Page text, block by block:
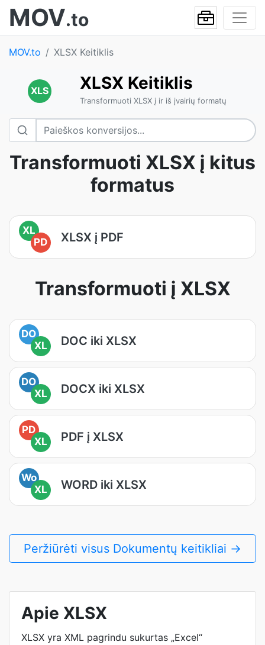
MOV.to
MOV.to XLSX Keitiklis
XLS XLSX Keitiklis
Transformuoti XLSX į ir iš įvairių formatų
Transformuoti XLSX į kitus
formatus
XL
PD
XLSX į PDF
Transformuoti į XLSX
DO
XL
DOC iki XLSX
DO
XL
DOCX iki XLSX
PD
XL
PDF į XLSX
Wo
XL
WORD iki XLSX
Peržiūrėti visus Dokumentų keitikliai →
Apie XLSX
XLSX yra XML pagrindu sukurtas „Excel“